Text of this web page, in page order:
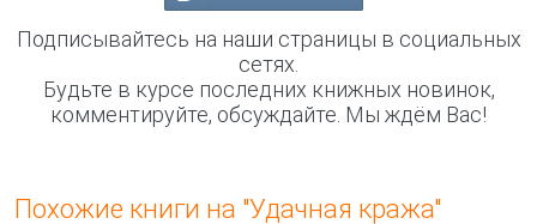
Подписывайтесь на наши страницы в социальных
сетях.
Будьте в курсе последних книжных новинок,
комментируйте, обсуждайте. Мы ждём Вас!
Похожие книги на "Удачная кража"